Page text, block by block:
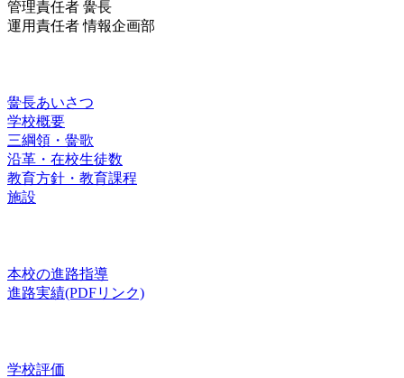
管理責任者 黌長
運用責任者 情報企画部
黌長あいさつ
学校概要
三綱領・黌歌
沿革・在校生徒数
教育方針・教育課程
施設
本校の進路指導
進路実績(PDFリンク)
学校評価